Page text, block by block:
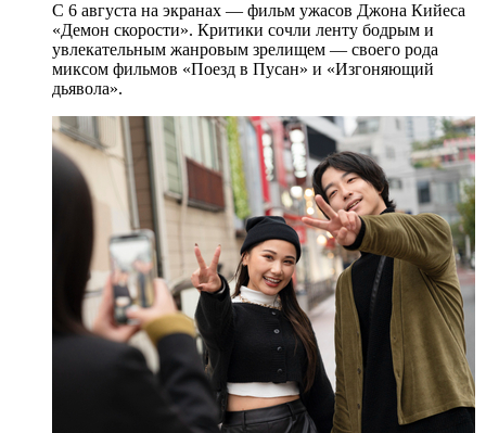
С 6 августа на экранах — фильм ужасов Джона Кийеса
«Демон скорости». Критики сочли ленту бодрым и
увлекательным жанровым зрелищeм — своего рода
миксом фильмов «Поезд в Пусан» и «Изгоняющий
дьявола».